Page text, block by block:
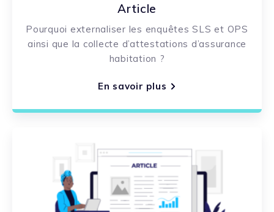
Article
Pourquoi externaliser les enquêtes SLS et OPS
ainsi que la collecte d’attestations d’assurance
habitation ?
En savoir plus